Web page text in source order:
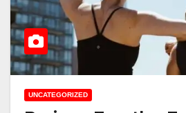
UNCATEGORIZED